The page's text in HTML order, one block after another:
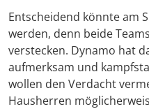
Entscheidend könnte am
werden, denn beide
verstecken. Dynamo hat
aufmerksam und
wollen den Verdacht
Hausherren